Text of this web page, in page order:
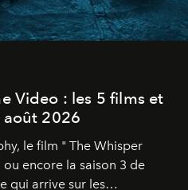
Video : les 5 films et
août 2026
le film " The Whisper
encore la saison 3 de
qui arrive sur les